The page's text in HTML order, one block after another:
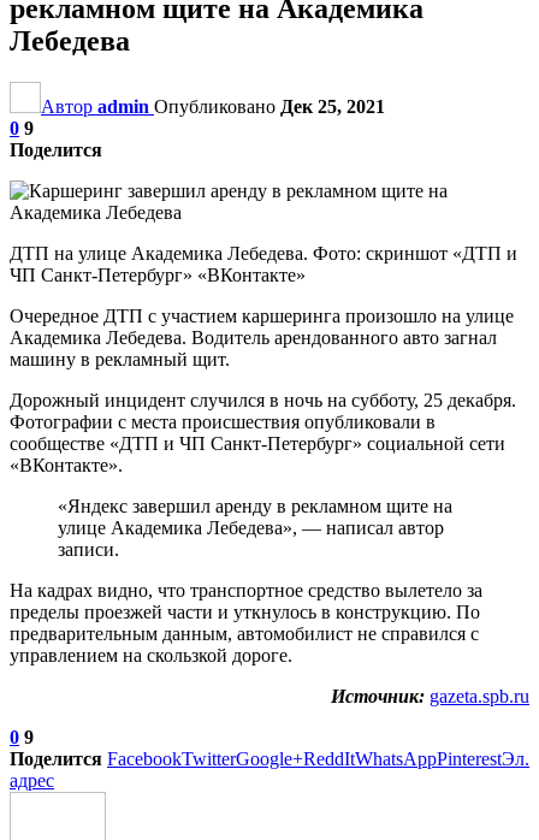
рекламном щите на Академика
Лебедева
Автор admin Опубликовано Дек 25, 2021
0 9
Поделится
ДТП на улице Академика Лебедева. Фото: скриншот «ДТП и
ЧП Санкт-Петербург» «ВКонтакте»
Очередное ДТП с участием каршеринга произошло на улице
Академика Лебедева. Водитель арендованного авто загнал
машину в рекламный щит.
Дорожный инцидент случился в ночь на субботу, 25 декабря.
Фотографии с места происшествия опубликовали в
сообществе «ДТП и ЧП Санкт-Петербург» социальной сети
«ВКонтакте».
«Яндекс завершил аренду в рекламном щите на
улице Академика Лебедева», — написал автор
записи.
На кадрах видно, что транспортное средство вылетело за
пределы проезжей части и уткнулось в конструкцию. По
предварительным данным, автомобилист не справился с
управлением на скользкой дороге.
Источник: gazeta.spb.ru
0 9
Поделится FacebookTwitterGoogle+ReddItWhatsAppPinterestЭл.
адрес